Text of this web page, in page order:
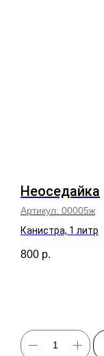
Неоседайка
Артикул: 00005ж
Канистра, 1 литр
800 р.